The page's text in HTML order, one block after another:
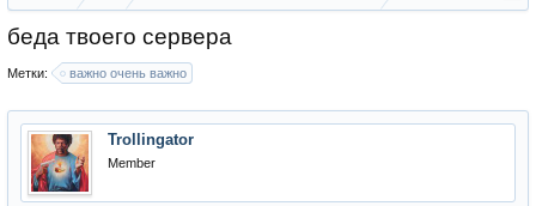
беда твоего сервера
Метки: важно очень важно
Trollingator
Member